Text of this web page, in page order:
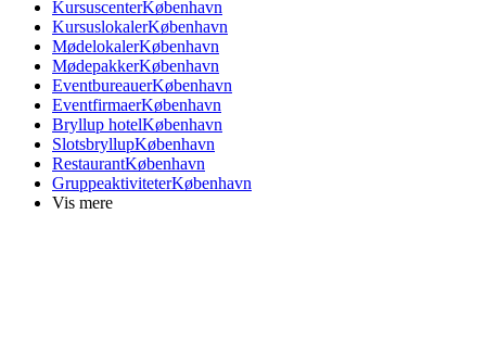
KursuscenterKøbenhavn
KursuslokalerKøbenhavn
MødelokalerKøbenhavn
MødepakkerKøbenhavn
EventbureauerKøbenhavn
EventfirmaerKøbenhavn
Bryllup hotelKøbenhavn
SlotsbryllupKøbenhavn
RestaurantKøbenhavn
GruppeaktiviteterKøbenhavn
Vis mere